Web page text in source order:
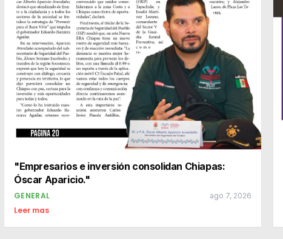
"Empresarios e inversión consolidan Chiapas:
GENERAL ago 7, 2026
Leer mas